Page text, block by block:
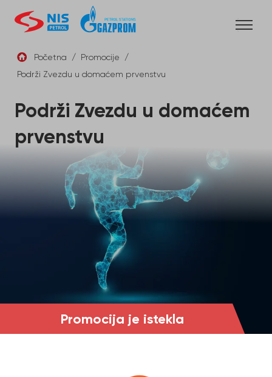
content
Promocija je istekla
Početna / Promocije
/
Podrži Zvezdu u domaćem prvenstvu
Podrži Zvezdu u domaćem
prvenstvu